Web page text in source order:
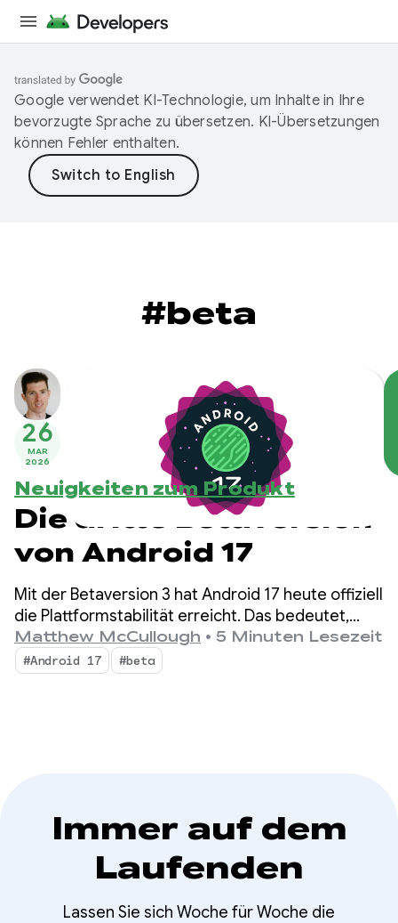
Google verwendet KI-Technologie, um Inhalte in Ihre
bevorzugte Sprache zu übersetzen. KI-Übersetzungen
können Fehler enthalten.
#beta
26
MAR
2026
Neuigkeiten zum Produkt
Die dritte Betaversion
von Android 17
Mit der Betaversion 3 hat Android 17 heute offiziell
die Plattformstabilität erreicht. Das bedeutet,
dass die API-Oberfläche gesperrt ist. Sie können
letzte Kompatibilitätstests durchführen und Ihre
für Android 17 entwickelten Apps im Play Store
Matthew McCullough • 5 Minuten Lesezeit
#Android 17 #beta
Immer auf dem
Laufenden
Lassen Sie sich Woche für Woche die